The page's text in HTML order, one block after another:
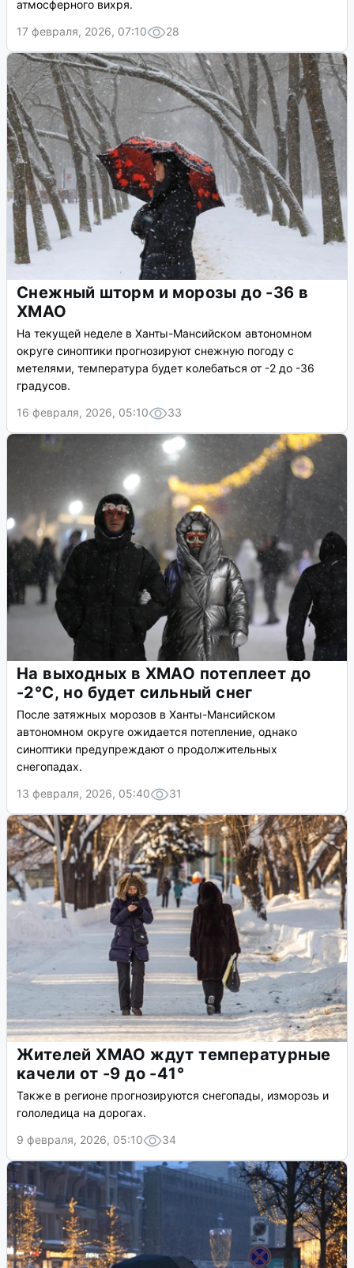
атмосферного вихря.
17 февраля, 2026, 07:10
28
Снежный шторм и морозы до -36 в
ХМАО
На текущей неделе в Ханты-Мансийском автономном
округе синоптики прогнозируют снежную погоду с
метелями, температура будет колебаться от -2 до -36
градусов.
16 февраля, 2026, 05:10
33
На выходных в ХМАО потеплеет до
-2°C, но будет сильный снег
После затяжных морозов в Ханты-Мансийском
автономном округе ожидается потепление, однако
синоптики предупреждают о продолжительных
снегопадах.
13 февраля, 2026, 05:40
31
Жителей ХМАО ждут температурные
качели от -9 до -41°
Также в регионе прогнозируются снегопады, изморозь и
гололедица на дорогах.
9 февраля, 2026, 05:10
34